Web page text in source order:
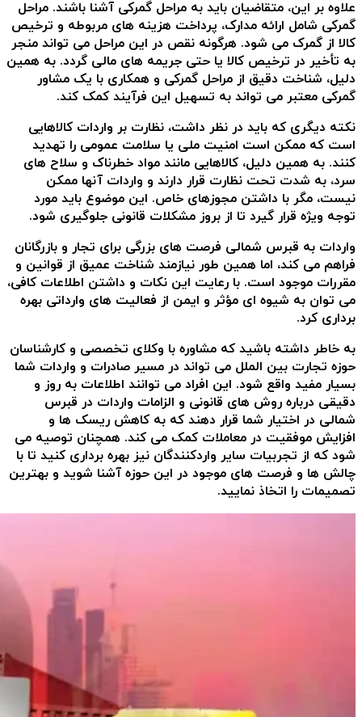
علاوه بر این، متقاضیان باید به مراحل گمرکی آشنا باشند. مراحل
گمرکی شامل ارائه مدارک، پرداخت هزینه های مربوطه و ترخیص
کالا از گمرک می شود. هرگونه نقص در این مراحل می تواند منجر
به تأخیر در ترخیص کالا یا حتی جریمه های مالی گردد. به همین
دلیل، شناخت دقیق از مراحل گمرکی و همکاری با یک مشاور
گمرکی معتبر می تواند به تسهیل این فرآیند کمک کند.
نکته دیگری که باید در نظر داشت، نظارت بر واردات کالاهایی
است که ممکن است امنیت ملی یا سلامت عمومی را تهدید
کنند. به همین دلیل، کالاهایی مانند مواد خطرناک و سلاح های
سرد، به شدت تحت نظارت قرار دارند و واردات آنها ممکن
نیست، مگر با داشتن مجوزهای خاص. این موضوع باید مورد
توجه ویژه قرار گیرد تا از بروز مشکلات قانونی جلوگیری شود.
واردات به قبرس شمالی فرصت های بزرگی برای تجار و بازرگانان
فراهم می کند، اما همین طور نیازمند شناخت عمیق از قوانین و
مقررات موجود است. با رعایت این نکات و داشتن اطلاعات کافی،
می توان به شیوه ای مؤثر و ایمن از فعالیت های وارداتی بهره
برداری کرد.
به خاطر داشته باشید که مشاوره با وکلای تخصصی و کارشناسان
حوزه تجارت بین الملل می تواند در مسیر صادرات و واردات شما
بسیار مفید واقع شود. این افراد می توانند اطلاعات به روز و
دقیقی درباره روش های قانونی و الزامات واردات در قبرس
شمالی در اختیار شما قرار دهند که به کاهش ریسک ها و
افزایش موفقیت در معاملات کمک می کند. همچنان توصیه می
شود که از تجربیات سایر واردکنندگان نیز بهره برداری کنید تا با
چالش ها و فرصت های موجود در این حوزه آشنا شوید و بهترین
تصمیمات را اتخاذ نمایید.